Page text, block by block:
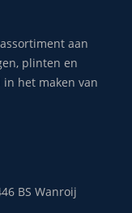
aan
plinten en
het maken van
BS Wanroij